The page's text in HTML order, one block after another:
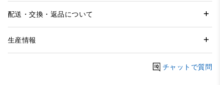
配送・交換・返品について
生産情報
チャットで質問